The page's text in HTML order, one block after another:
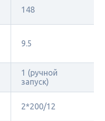
148
9.5
1 (ручной
запуск)
2*200/12